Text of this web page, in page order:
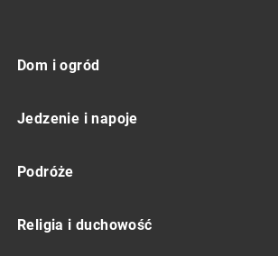
Dom i ogród
Jedzenie i napoje
Podróże
Religia i duchowość